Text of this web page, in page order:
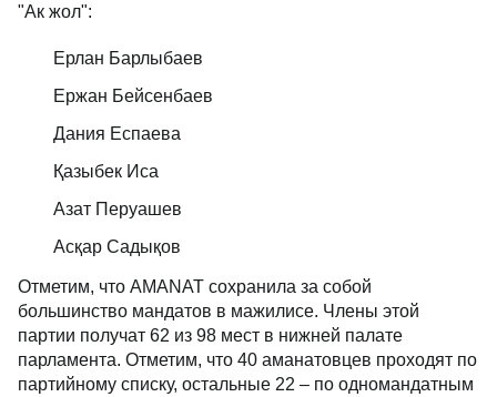
"Ак жол":
Ерлан Барлыбаев
Ержан Бейсенбаев
Дания Еспаева
Қазыбек Иса
Азат Перуашев
Асқар Садықов
Отметим, что AMANAT сохранила за собой
большинство мандатов в мажилисе. Члены этой
партии получат 62 из 98 мест в нижней палате
парламента. Отметим, что 40 аманатовцев проходят по
партийному списку, остальные 22 – по одномандатным